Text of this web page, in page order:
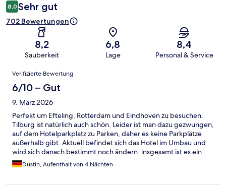
8,0 Sehr gut
702 Bewertungen
8,2
Sauberkeit
6,8
Lage
8,4
Personal & Service
Bewertungen
Verifizierte Bewertung
6/10 – Gut
9. März 2026
Perfekt um Efteling, Rotterdam und Eindhoven zu besuchen.
Tilburg ist natürlich auch schön. Leider ist man dazu gezwungen,
auf dem Hotelparkplatz zu Parken, daher es keine Parkplätze
außerhalb gibt. Aktuell befindet sich das Hotel im Umbau und
wird sich danach bestimmt noch ändern. insgesamt ist es ein
Perfektes Hotel für die Personen die, Nur dort zum
Übernachten sind.
Dustin, Aufenthalt von 4 Nächten